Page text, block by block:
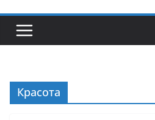
Красота